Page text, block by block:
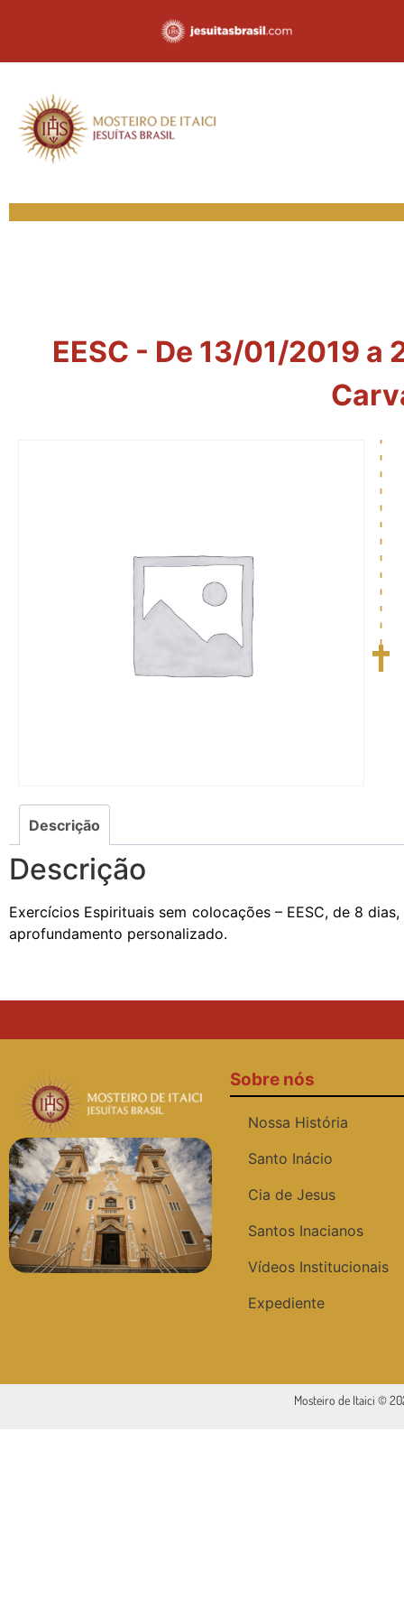
EESC - De 13/01/2019 a
Descrição
Descrição
Exercícios Espirituais sem colocações – EESC, de 8
aprofundamento personalizado.
Sobre nós
Nossa História
Santo Inácio
Cia de Jesus
Santos Inacianos
Vídeos Institucionais
Expediente
Mosteiro de Itaici ©